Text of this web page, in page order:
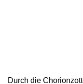
Durch die